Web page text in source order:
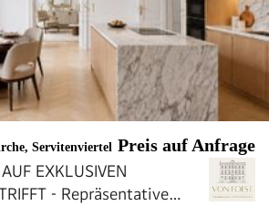
Servitenviertel Preis auf Anfrage
EXKLUSIVEN
- Repräsentative